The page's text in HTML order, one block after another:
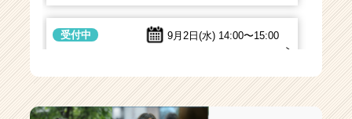
8月20日(木) 12:00〜13:00
受付中
8月20日(木)18:00〜19:00
受付中
9月2日(水) 14:00〜15:00
受付中
9月10日(木)14:00〜15:00
受付中